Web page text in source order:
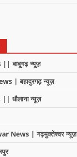
बाबूगढ़ न्यूज़
| बहादुरगढ़ न्यूज़
धौलाना न्यूज़
News | गढ़मुक्तेश्वर न्यूज़